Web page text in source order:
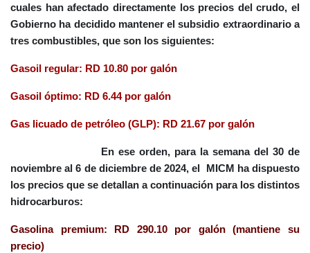
cuales han afectado directamente los precios del crudo, el
Gobierno ha decidido mantener elsubsidio extraordinario a
tres combustibles, que son los siguientes:
Gasoil regular: RD 10.80 por galón
Gasoil óptimo: RD 6.44 por galón
Gas licuado de petróleo (GLP): RD 21.67 por galón
En ese orden, para lasemana del 30 de
noviembre al 6 de diciembre de 2024, el MICM ha dispuesto
los precios que se detallan a continuación para los distintos
hidrocarburos:
Gasolina premium: RD 290.10 por galón (mantiene su
precio)